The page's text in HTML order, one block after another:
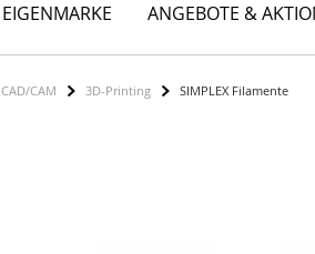
EIGENMARKE ANGEBOTE &
CAD/CAM 3D-Printing SIMPLEX Filamente